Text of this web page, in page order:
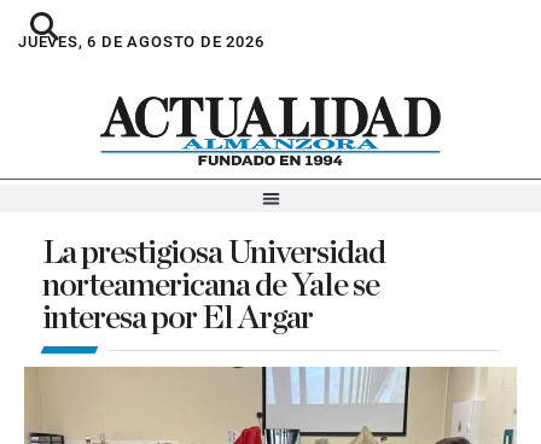
JUEVES, 6 DE AGOSTO DE 2026
La prestigiosa Universidad
norteamericana de Yale se
interesa por El Argar